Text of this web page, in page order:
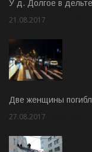
У д. Долгое в
21.08.2017
Две женщины
27.08.2017